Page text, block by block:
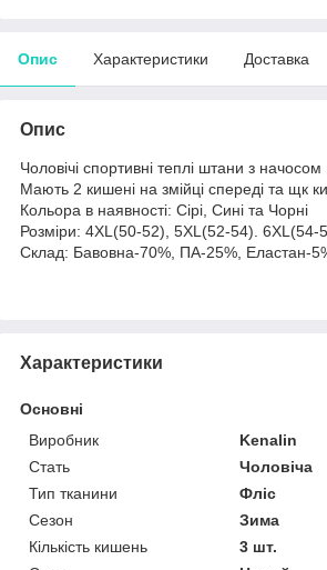
Опис Характеристики Доставка
Опис
Чоловічі спортивні теплі штани з начосом .
Мають 2 кишені на змійці спереді та щк
Кольора в наявності: Сірі, Сині та Чорні
Розміри: 4XL(50-52), 5XL(52-54). 6XL(54-
Склад: Бавовна-70%, ПА-25%, Еластан-
Характеристики
Основні
Виробник
Kenalin
Стать
Чоловіча
Тип тканини
Фліс
Сезон
Зима
Кількість кишень
3 шт.